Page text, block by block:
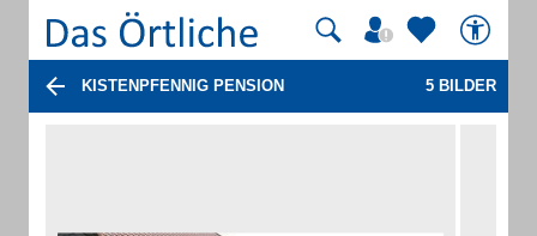
KISTENPFENNIG PENSION 5 BILDER